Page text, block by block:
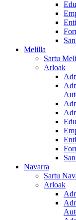
Melilla
Sartu
Arloak
Navarra
Sartu
Arloak